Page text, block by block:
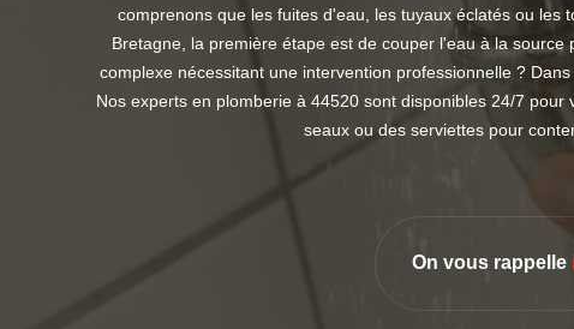
comprenons que les fuites d'eau, les tuyaux éclatés ou
Bretagne, la première étape est de couper l'eau à la
complexe nécessitant une intervention professionnelle ?
Nos experts en plomberie à 44520 sont disponibles 24/7
seaux ou des serviettes pour
On vous rappelle